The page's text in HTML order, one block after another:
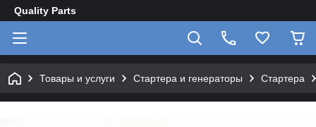
Quality Parts
Товары и услуги Стартера и генераторы Стартера